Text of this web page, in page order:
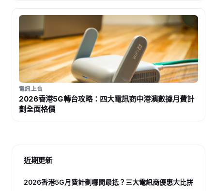
電訊上台
2026香港5G轉台攻略：四大電訊商中港澳數據月費計
劃全面格價
近期更新
2026香港5G月費計劃哪間最抵？三大電訊商優惠大比拼